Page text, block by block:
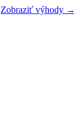
Zobraziť výhody →